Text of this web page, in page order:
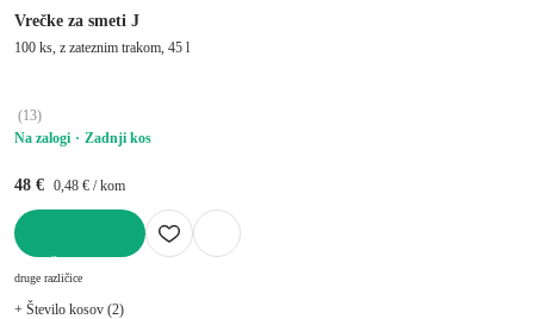
Vrečke za smeti J
100 ks, z zateznim trakom, 45 l
(13)
Na zalogi
Zadnji kos
48 € 0,48 € / kom
druge različice
+ Število kosov (2)